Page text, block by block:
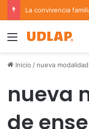
Menu
Inicio / nueva
nueva
de